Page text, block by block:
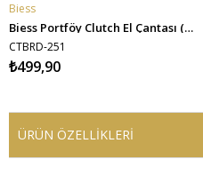
SEPETE EKLE
Biess
Biess Portföy Clutch El Çantası (Charm Hediyeli) - Bordo
CTBRD-251
₺499,90
ÜRÜN ÖZELLIKLERI